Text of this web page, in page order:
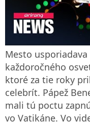
Mesto
každoročného
ktoré za tie roky
celebrít. Pápež
mali tú poctu
vo Vatikáne. Vo